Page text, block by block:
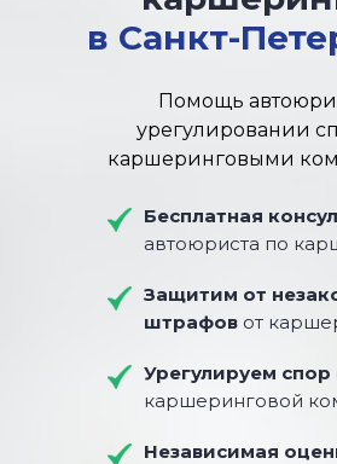
в Санкт-
Бесплатная
автоюриста по
Защитим от
штрафов от
Урегулируем спор
каршеринговой
Независимая
Помощь
урегулировании
каршеринговыми